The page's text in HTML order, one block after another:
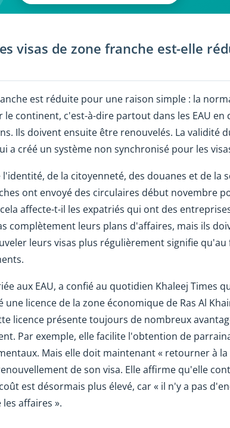
visas de zone franche est-elle
est réduite pour une raison simple : la
continent, c'est-à-dire partout dans les EAU en
Ils doivent ensuite être renouvelés. La validité
a créé un système non synchronisé pour les
de la citoyenneté, des douanes et de la
ont envoyé des circulaires début novembre
affecte-t-il les expatriés qui ont des
complètement leurs plans d'affaires, mais ils
leurs visas plus régulièrement signifie
aux EAU, a confié au quotidien Khaleej Times
licence de la zone économique de Ras Al
licence présente toujours de nombreux
Par exemple, elle facilite l'obtention de
Mais elle doit maintenant « retourner à
de son visa. Elle affirme qu'elle
est désormais plus élevé, car « il n'y a pas
affaires ».